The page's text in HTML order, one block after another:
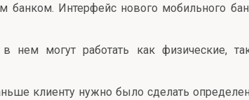
Интерфейс нового мобильного
могут работать как физические,
клиенту нужно было сделать